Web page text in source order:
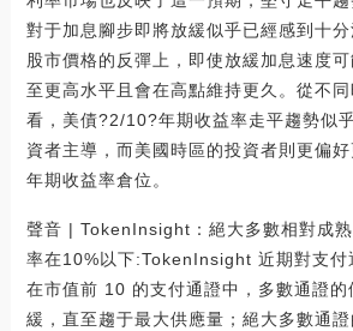
對于加息腳步即將放緩似乎已經感到十
股市價格的反彈上，即使放緩加息速度
至更高水平且會在高點維持更久。從不
看，美債?2/10?年期收益率走平趨勢似
資者主導，而美國時區的投資者則更偏
年期收益率倉位。
聲音 | TokenInsight：絕大多數相對成
率在10%以下:TokenInsight 近期對支付
在市值前 10 的支付通證中，多數通證的
緩，直至趨于最大供應量；絕大多數通